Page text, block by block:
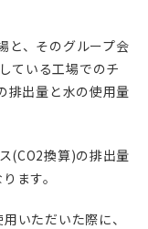
と、そのグループ会
ている工場でのチ
排出量と水の使用量
(CO2換算)の排出量
ます。
いただいた際に、